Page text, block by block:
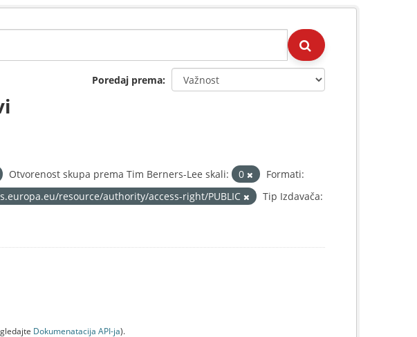
Poredaj prema
Otvorenost skupa prema Tim Berners-Lee skali: 0
Formati:
resource/authority/access-right/PUBLIC
Tip Izdavača:
Dokumenаtаcijа API-jа).